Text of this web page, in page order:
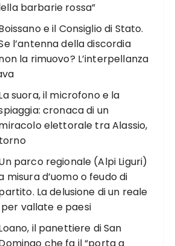
barbarie rossa”
e il Consiglio di Stato.
l’antenna della discordia
la rimuovo? L’interpellanza
suora, il microfono e la
cronaca di un
elettorale tra Alassio,
parco regionale (Alpi Liguri)
misura d’uomo o feudo di
La delusione di un reale
vallate e paesi
il panettiere di San